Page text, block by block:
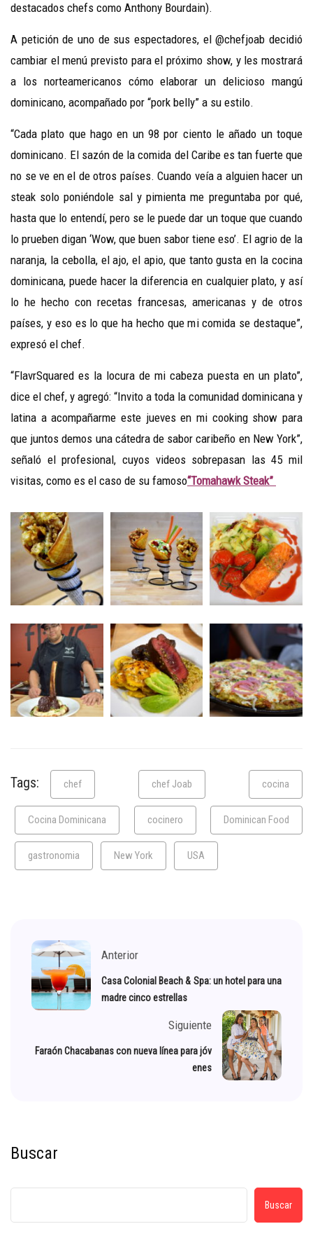
destacados chefs como Anthony Bourdain).
A petición de uno de sus espectadores, el @chefjoab decidió
cambiar el menú previsto para el próximo show, y les mostrará
a los norteamericanos cómo elaborar un delicioso mangú
dominicano, acompañado por “pork belly” a su estilo.
“Cada plato que hago en un 98 por ciento le añado un toque
dominicano. El sazón de la comida del Caribe es tan fuerte que
no se ve en el de otros países. Cuando veía a alguien hacer un
steak solo poniéndole sal y pimienta me preguntaba por qué,
hasta que lo entendí, pero se le puede dar un toque que cuando
lo prueben digan ‘Wow, que buen sabor tiene eso’. El agrio de la
naranja, la cebolla, el ajo, el apio, que tanto gusta en la cocina
dominicana, puede hacer la diferencia en cualquier plato, y así
lo he hecho con recetas francesas, americanas y de otros
países, y eso es lo que ha hecho que mi comida se destaque”,
expresó el chef.
“FlavrSquared es la locura de mi cabeza puesta en un plato”,
dice el chef, y agregó: “Invito a toda la comunidad dominicana y
latina a acompañarme este jueves en mi cooking show para
que juntos demos una cátedra de sabor caribeño en New York”,
señaló el profesional, cuyos videos sobrepasan las 45 mil
visitas, como es el caso de su famoso“Tomahawk Steak”
Tags: chef chef Joab cocina
Cocina Dominicana cocinero Dominican Food
gastronomia New York USA
Anterior
Casa Colonial Beach & Spa: un hotel para una
madre cinco estrellas
Siguiente
Faraón Chacabanas con nueva línea para jóv
enes
Buscar
Buscar